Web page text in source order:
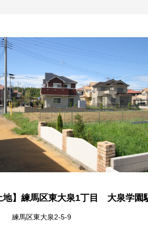
地】練馬区東大泉1丁目 大泉学
練馬区東大泉2-5-9